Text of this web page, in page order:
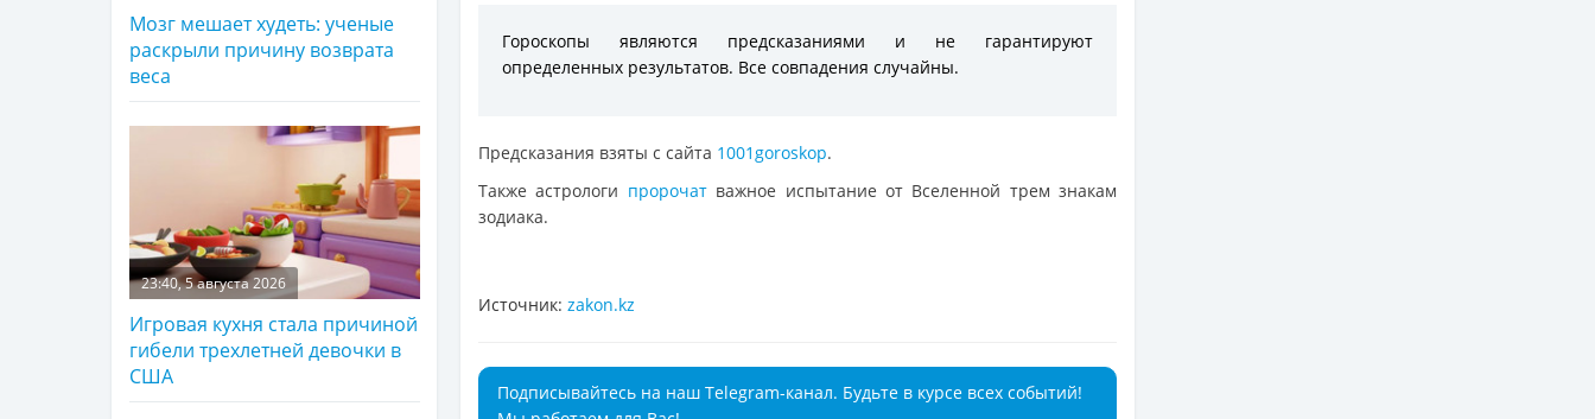
Гороскопы являются предсказаниями и не гарантируют
определенных результатов. Все совпадения случайны.
Предсказания взяты с сайта 1001goroskop.
Также астрологи пророчат важное испытание от Вселенной трем знакам
зодиака.
Источник: zakon.kz
Подписывайтесь на наш Telegram-канал. Будьте в курсе всех событий!
Мозг мешает худеть: ученые
раскрыли причину возврата
веса
23:40, 5 августа 2026
Игровая кухня стала причиной
гибели трехлетней девочки в
США